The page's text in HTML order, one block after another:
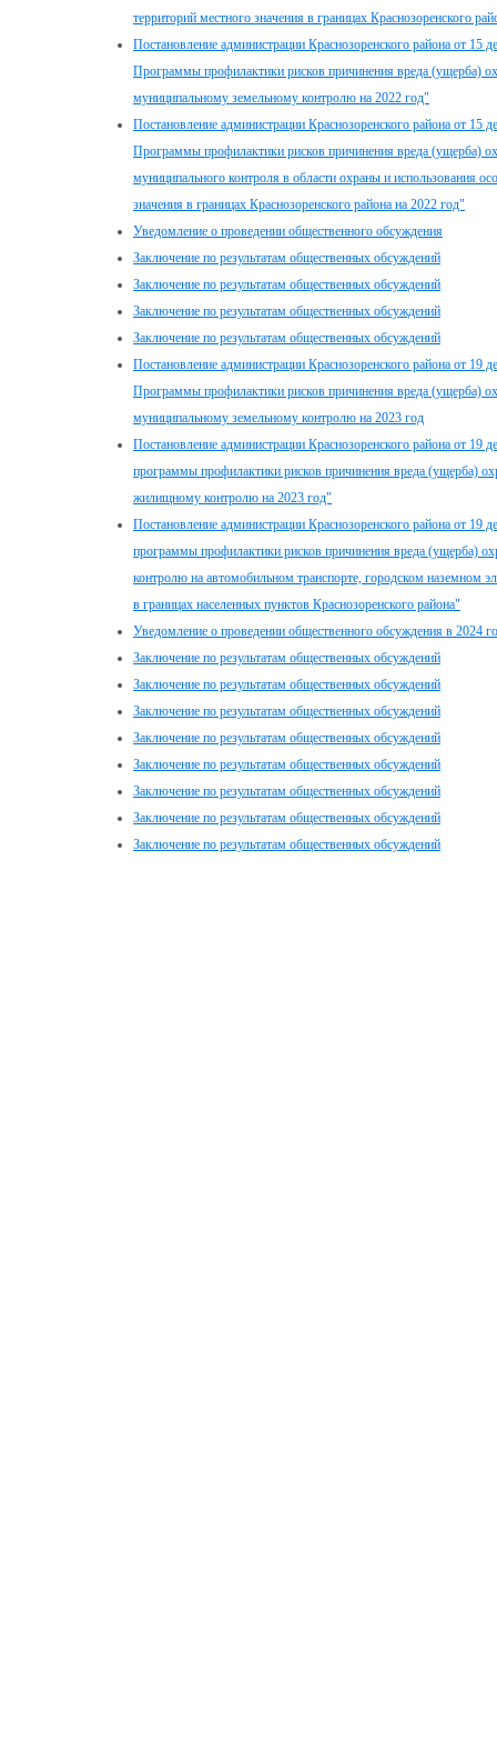
территорий местного значения в границах Краснозоренского
Постановление администрации Краснозоренского района от
Программы профилактики рисков причинения вреда (ущерба)
муниципальному земельному контролю на 2022 год"
Постановление администрации Краснозоренского района от
Программы профилактики рисков причинения вреда (ущерба)
муниципального контроля в области охраны и использования
значения в границах Краснозоренского района на 2022 год"
Уведомление о проведении общественного обсуждения
Заключение по результатам общественных обсуждений
Заключение по результатам общественных обсуждений
Заключение по результатам общественных обсуждений
Заключение по результатам общественных обсуждений
Постановление администрации Краснозоренского района от
Программы профилактики рисков причинения вреда (ущерба)
муниципальному земельному контролю на 2023 год
Постановление администрации Краснозоренского района от
программы профилактики рисков причинения вреда (ущерба)
жилищному контролю на 2023 год"
Постановление администрации Краснозоренского района от
программы профилактики рисков причинения вреда (ущерба)
контролю на автомобильном транспорте, городском наземном
в границах населенных пунктов Краснозоренского района"
Уведомление о проведении общественного обсуждения в 2024
Заключение по результатам общественных обсуждений
Заключение по результатам общественных обсуждений
Заключение по результатам общественных обсуждений
Заключение по результатам общественных обсуждений
Заключение по результатам общественных обсуждений
Заключение по результатам общественных обсуждений
Заключение по результатам общественных обсуждений
Заключение по результатам общественных обсуждений